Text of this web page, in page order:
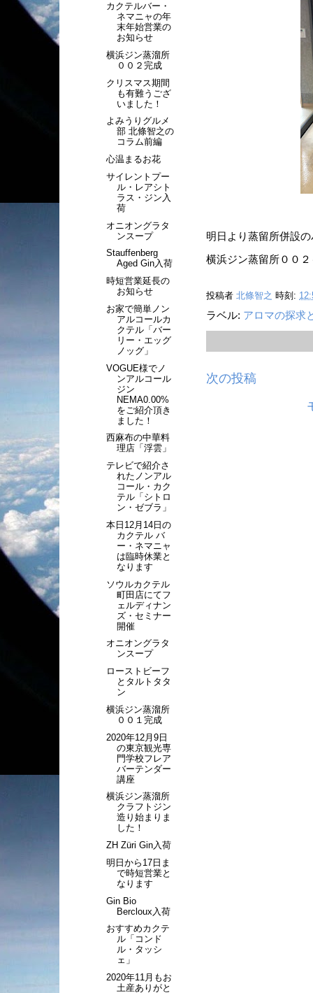
明日より蒸留所併設
横浜ジン蒸留所００
投稿者 北條智之 時刻:
ラベル: アロマの探求
次の投稿
カクテルバー・
ネマニャの年
末年始営業の
お知らせ
横浜ジン蒸溜所
００２完成
クリスマス期間
も有難うござ
いました！
よみうりグルメ
部 北條智之の
コラム前編
心温まるお花
サイレントプー
ル・レアシト
ラス・ジン入
荷
オニオングラタ
ンスープ
Stauffenberg
Aged Gin入荷
時短営業延長の
お知らせ
お家で簡単ノン
アルコールカ
クテル「バー
リー・エッグ
ノッグ」
VOGUE様でノ
ンアルコール
ジン
NEMA0.00%
をご紹介頂き
ました！
西麻布の中華料
理店「浮雲」
テレビで紹介さ
れたノンアル
コール・カク
テル「シトロ
ン・ゼブラ」
本日12月14日の
カクテル バ
ー・ネマニャ
は臨時休業と
なります
ソウルカクテル
町田店にてフ
ェルディナン
ズ・セミナー
開催
オニオングラタ
ンスープ
ローストビーフ
とタルトタタ
ン
横浜ジン蒸溜所
００１完成
2020年12月9日
の東京観光専
門学校フレア
バーテンダー
講座
横浜ジン蒸溜所
クラフトジン
造り始まりま
した！
ZH Züri Gin入荷
明日から17日ま
で時短営業と
なります
Gin Bio
Bercloux入荷
おすすめカクテ
ル「コンド
ル・タッシ
ェ」
2020年11月もお
土産ありがと